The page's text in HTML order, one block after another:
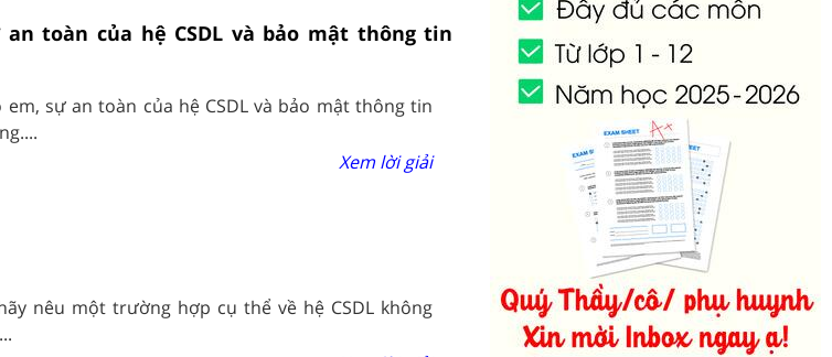
toàn của hệ CSDL và bảo mật thông tin
em, sự an toàn của hệ CSDL và bảo mật thông tin
Xem lời giải
nêu một trường hợp cụ thể về hệ CSDL không